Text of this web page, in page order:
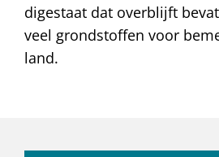
digestaat dat overblijft
veel grondstoffen voor
land.